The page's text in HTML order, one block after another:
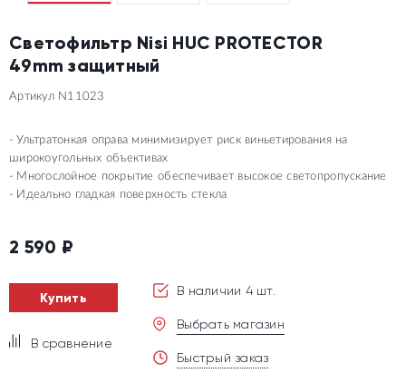
Светофильтр Nisi HUC PROTECTOR
49mm защитный
Артикул N11023
Ультратонкая оправа минимизирует риск виньетирования на
широкоугольных объективах
Многослойное покрытие обеспечивает высокое светопропускание
Идеально гладкая поверхность стекла
2 590 ₽
Купить
В сравнение
В наличии 4 шт.
Выбрать магазин
Быстрый заказ